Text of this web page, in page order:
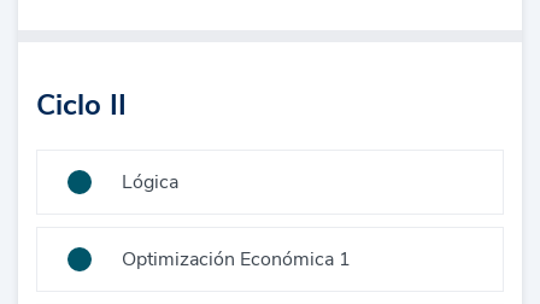
Ciclo II
Lógica
Optimización Económica 1